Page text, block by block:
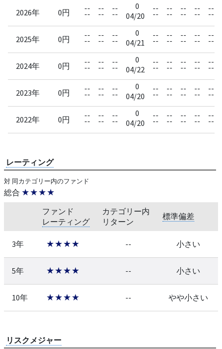
2026年 0円 --
--
--
--
--
--
0
04/20
--
--
--
--
--
--
--
--
--
--
2025年 0円 --
--
--
--
--
--
0
04/21
--
--
--
--
--
--
--
--
--
--
2024年 0円 --
--
--
--
--
--
0
04/22
--
--
--
--
--
--
--
--
--
--
2023年 0円 --
--
--
--
--
--
0
04/20
--
--
--
--
--
--
--
--
--
--
2022年 0円 --
--
--
--
--
--
0
04/20
--
--
--
--
--
--
--
--
--
--
レーティング
対 同カテゴリー内のファンド
総合 ★★★★
ファンド
レーティング
カテゴリー内
リターン
標準偏差
3年 ★★★★ -- 小さい
5年 ★★★★ -- 小さい
10年 ★★★★ -- やや小さい
リスクメジャー